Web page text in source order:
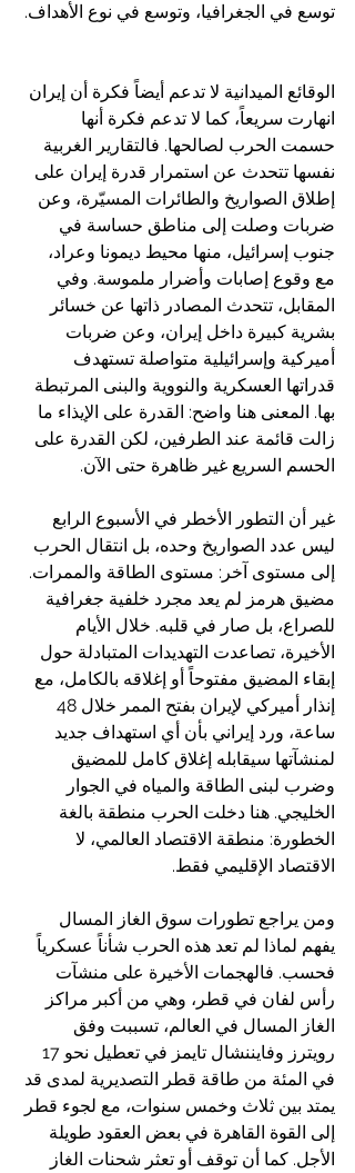
توسع في الجغرافيا، وتوسع في نوع الأهداف.
الوقائع الميدانية لا تدعم أيضاً فكرة أن إيران
انهارت سريعاً، كما لا تدعم فكرة أنها
حسمت الحرب لصالحها. فالتقارير الغربية
نفسها تتحدث عن استمرار قدرة إيران على
إطلاق الصواريخ والطائرات المسيّرة، وعن
ضربات وصلت إلى مناطق حساسة في
جنوب إسرائيل، منها محيط ديمونا وعراد،
مع وقوع إصابات وأضرار ملموسة. وفي
المقابل، تتحدث المصادر ذاتها عن خسائر
بشرية كبيرة داخل إيران، وعن ضربات
أميركية وإسرائيلية متواصلة تستهدف
قدراتها العسكرية والنووية والبنى المرتبطة
بها. المعنى هنا واضح: القدرة على الإيذاء ما
زالت قائمة عند الطرفين، لكن القدرة على
الحسم السريع غير ظاهرة حتى الآن.
غير أن التطور الأخطر في الأسبوع الرابع
ليس عدد الصواريخ وحده، بل انتقال الحرب
إلى مستوى آخر: مستوى الطاقة والممرات.
مضيق هرمز لم يعد مجرد خلفية جغرافية
للصراع، بل صار في قلبه. خلال الأيام
الأخيرة، تصاعدت التهديدات المتبادلة حول
إبقاء المضيق مفتوحاً أو إغلاقه بالكامل، مع
ساعة، ورد إيراني بأن أي استهداف جديد
لمنشآتها سيقابله إغلاق كامل للمضيق
وضرب لبنى الطاقة والمياه في الجوار
الخليجي. هنا دخلت الحرب منطقة بالغة
الخطورة: منطقة الاقتصاد العالمي، لا
الاقتصاد الإقليمي فقط.
ومن يراجع تطورات سوق الغاز المسال
يفهم لماذا لم تعد هذه الحرب شأناً عسكرياً
فحسب. فالهجمات الأخيرة على منشآت
رأس لفان في قطر، وهي من أكبر مراكز
الغاز المسال في العالم، تسببت وفق
في المئة من طاقة قطر التصديرية لمدى قد
يمتد بين ثلاث وخمس سنوات، مع لجوء قطر
إلى القوة القاهرة في بعض العقود طويلة
الأجل. كما أن توقف أو تعثر شحنات الغاز